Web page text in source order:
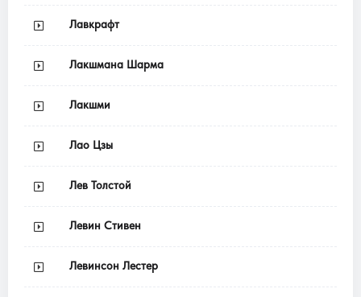
Лавкрафт
Лакшмана Шарма
Лакшми
Лао Цзы
Лев Толстой
Левин Стивен
Левинсон Лестер